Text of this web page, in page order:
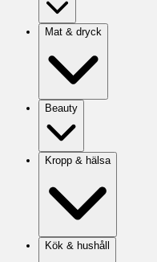
Mat & dryck
Beauty
Kropp & hälsa
Kök & hushåll